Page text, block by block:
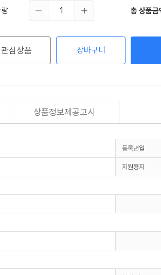
량 총 상품금
관심상품 장바구니
상품정보제공고시
등록년월
지원용지